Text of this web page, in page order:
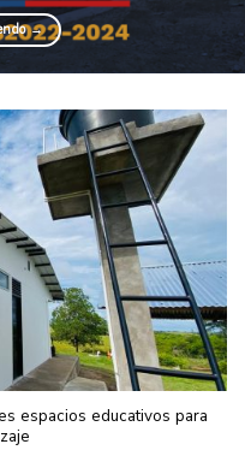
→
espacios educativos para